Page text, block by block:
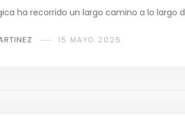
ha recorrido un largo camino a lo largo
15 MAYO 2025